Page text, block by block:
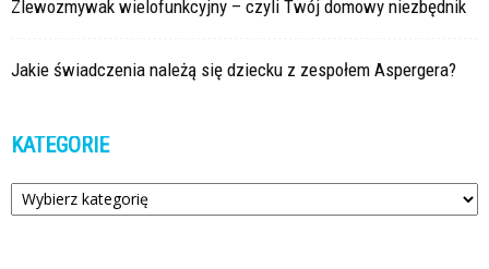
Zlewozmywak wielofunkcyjny – czyli Twój domowy niezbędnik
Jakie świadczenia należą się dziecku z zespołem Aspergera?
KATEGORIE
Kategorie